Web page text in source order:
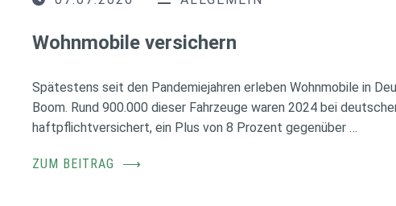
Wohnmobile versichern
Spätestens seit den Pandemiejahren erleben Wohnmobile in
Boom. Rund 900.000 dieser Fahrzeuge waren 2024 bei
haftpflichtversichert, ein Plus von 8 Prozent gegenüber …
ZUM BEITRAG ⟶